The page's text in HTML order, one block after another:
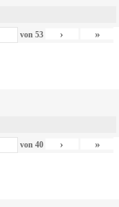
von 53 › »
von 40 › »